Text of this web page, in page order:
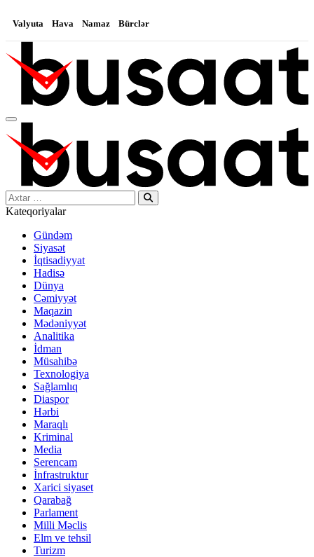
Valyuta Hava Namaz Bürclər
Search…
Kateqoriyalar
Gündəm
Siyasət
İqtisadiyyat
Hadisə
Dünya
Cəmiyyət
Maqazin
Mədəniyyət
Analitika
İdman
Müsahibə
Texnologiya
Sağlamlıq
Diaspor
Hərbi
Maraqlı
Kriminal
Media
Serencam
İnfrastruktur
Xarici siyaset
Qarabağ
Parlament
Milli Məclis
Elm ve tehsil
Turizm